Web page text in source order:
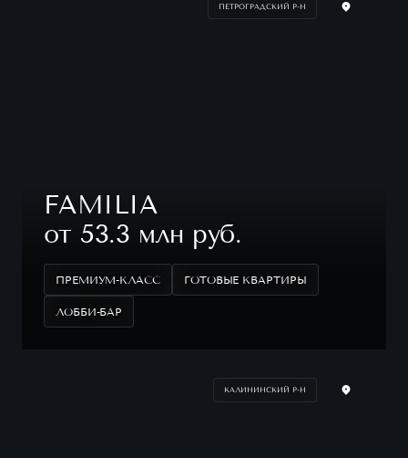
ПЕТРОГРАДСКИЙ Р-Н
FAMILIA
от 53.3 млн руб.
ПРЕМИУМ-КЛАСС ГОТОВЫЕ КВАРТИРЫ
ЛОББИ-БАР
КАЛИНИНСКИЙ Р-Н